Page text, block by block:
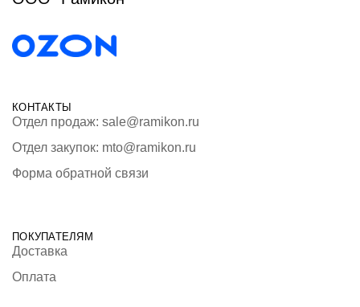
КОНТАКТЫ
Отдел продаж: sale@ramikon.ru
Отдел закупок: mto@ramikon.ru
Форма обратной связи
ПОКУПАТЕЛЯМ
Доставка
Оплата